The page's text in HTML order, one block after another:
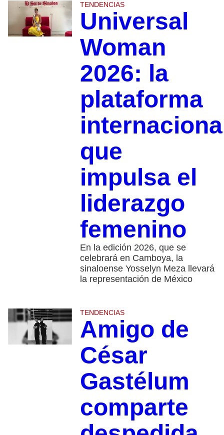
TENDENCIAS
Universal
Woman
2026: la
plataforma
que
impulsa el
liderazgo
femenino
En la edición 2026, que se
celebrará en Camboya, la
sinaloense Yosselyn Meza llevará
la representación de México
TENDENCIAS
Amigo de
César
Gastélum
comparte